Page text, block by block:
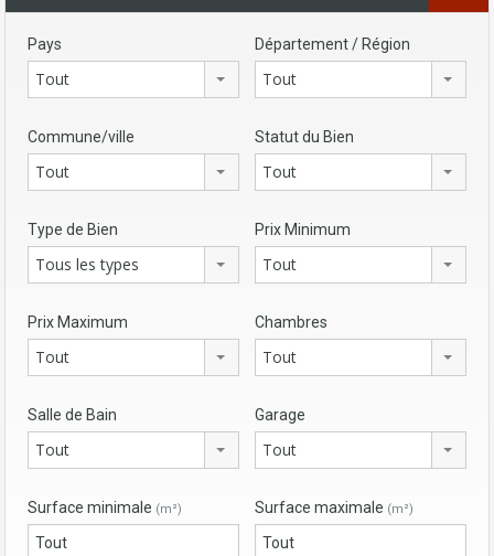
Pays
Tout
Département / Région
Tout
Commune/ville
Tout
Statut du Bien
Tout
Type de Bien
Tous les types
Prix Minimum
Tout
Prix Maximum
Tout
Chambres
Tout
Salle de Bain
Tout
Garage
Tout
Surface minimale (m²) Surface maximale (m²)